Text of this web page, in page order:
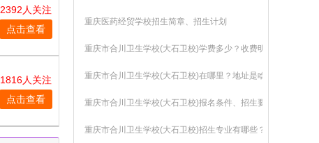
2392人关注
点击查看
1816人关注
点击查看
重庆医药经贸学校招生简章、招生计划
重庆市合川卫生学校(大石卫校)学费多少？收费明细
重庆市合川卫生学校(大石卫校)在哪里？地址是啥？
重庆市合川卫生学校(大石卫校)报名条件、招生要求、招生对象
重庆市合川卫生学校(大石卫校)招生专业有哪些？